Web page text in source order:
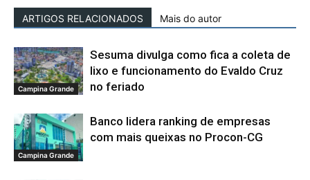
ARTIGOS RELACIONADOS Mais do autor
Campina Grande
Sesuma divulga como fica a coleta de
lixo e funcionamento do Evaldo Cruz
no feriado
Campina Grande
Banco lidera ranking de empresas
com mais queixas no Procon-CG